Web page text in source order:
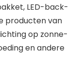
LED-back-
producten van
op zonne-
en andere